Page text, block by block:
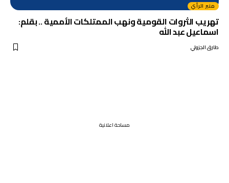
منبر الرأي
تهريب الثروات القومية ونهب الممتلكات الأممية .. بقلم:
اسماعيل عبد الله
طارق الجزولي
مساحة اعلانية